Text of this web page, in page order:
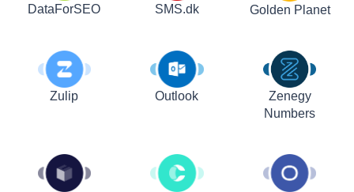
DataForSEO SMS.dk Golden Planet
Zulip Outlook
Zenegy
Numbers